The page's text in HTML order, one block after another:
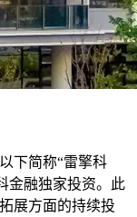
下简称“雷擎科
金融独家投资。此
展方面的持续投